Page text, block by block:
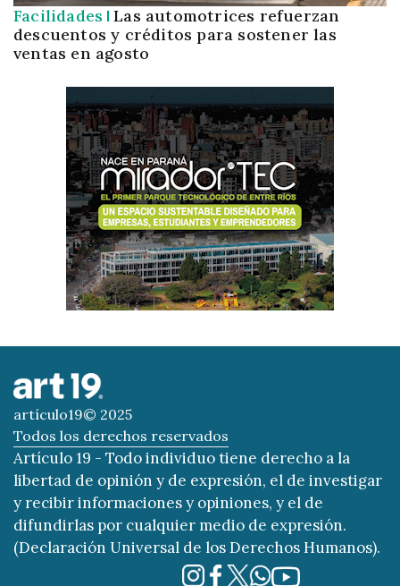
Facilidades Las automotrices refuerzan
descuentos y créditos para sostener las
ventas en agosto
artículo19© 2025
Todos los derechos reservados
Artículo 19 - Todo individuo tiene derecho a la
libertad de opinión y de expresión, el de investigar
y recibir informaciones y opiniones, y el de
difundirlas por cualquier medio de expresión.
(Declaración Universal de los Derechos Humanos).